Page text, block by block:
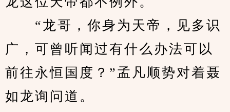
“龙哥，你身为天帝，见多识
广，可曾听闻过有什么办法可以
前往永恒国度？”孟凡顺势对着聂
如龙询问道。